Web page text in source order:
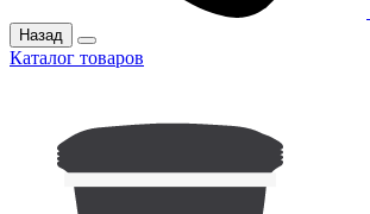
Назад
Каталог товаров